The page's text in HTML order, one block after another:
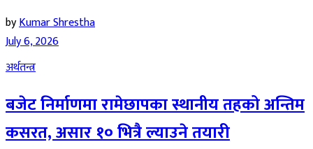
byKumar Shrestha
July 6, 2026
अर्थतन्त्र
बजेट निर्माणमा रामेछापका स्थानीय तहको अन्तिम
कसरत, असार १० भित्रै ल्याउने तयारी